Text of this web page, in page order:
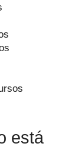
está